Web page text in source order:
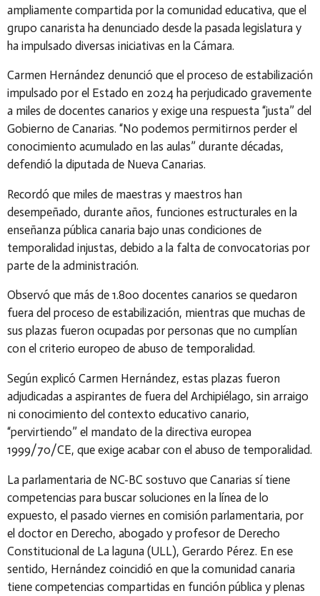
ampliamente compartida por la comunidad educativa, que el
grupo canarista ha denunciado desde la pasada legislatura y
ha impulsado diversas iniciativas en la Cámara.
Carmen Hernández denunció que el proceso de estabilización
impulsado por el Estado en 2024 ha perjudicado gravemente
a miles de docentes canarios y exige una respuesta “justa” del
Gobierno de Canarias. “No podemos permitirnos perder el
conocimiento acumulado en las aulas” durante décadas,
defendió la diputada de Nueva Canarias.
Recordó que miles de maestras y maestros han
desempeñado, durante años, funciones estructurales en la
enseñanza pública canaria bajo unas condiciones de
temporalidad injustas, debido a la falta de convocatorias por
parte de la administración.
Observó que más de 1.800 docentes canarios se quedaron
fuera del proceso de estabilización, mientras que muchas de
sus plazas fueron ocupadas por personas que no cumplían
con el criterio europeo de abuso de temporalidad.
Según explicó Carmen Hernández, estas plazas fueron
adjudicadas a aspirantes de fuera del Archipiélago, sin arraigo
ni conocimiento del contexto educativo canario,
“pervirtiendo” el mandato de la directiva europea
1999/70/CE, que exige acabar con el abuso de temporalidad.
La parlamentaria de NC-BC sostuvo que Canarias sí tiene
competencias para buscar soluciones en la línea de lo
expuesto, el pasado viernes en comisión parlamentaria, por
el doctor en Derecho, abogado y profesor de Derecho
Constitucional de La laguna (ULL), Gerardo Pérez. En ese
sentido, Hernández coincidió en que la comunidad canaria
tiene competencias compartidas en función pública y plenas